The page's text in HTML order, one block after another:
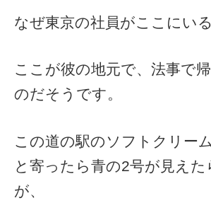
なぜ東京の社員がここにい
ここが彼の地元で、法事で
のだそうです。
この道の駅のソフトクリー
と寄ったら青の2号が見え
が、